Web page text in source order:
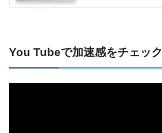
You Tubeで加速感をチェック